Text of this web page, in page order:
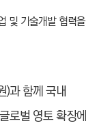
및 기술개발 협력을
)과 함께 국내
로벌 영토 확장에